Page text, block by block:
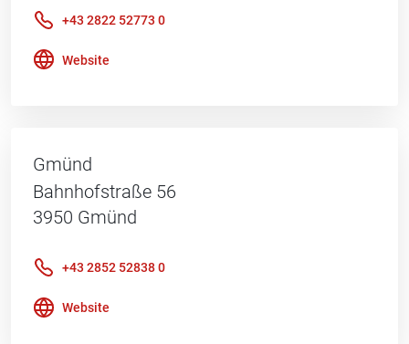
+43 2822 52773 0
Website
Gmünd
Bahnhofstraße 56
3950 Gmünd
+43 2852 52838 0
Website